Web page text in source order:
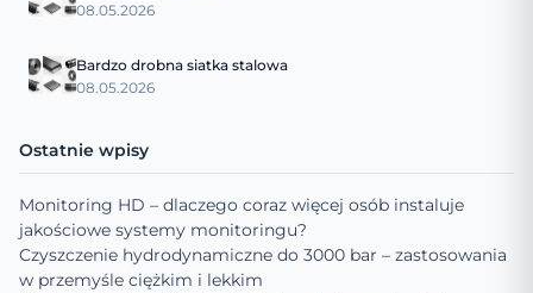
08.05.2026
Bardzo drobna siatka stalowa
08.05.2026
Ostatnie wpisy
Monitoring HD – dlaczego coraz więcej osób instaluje
jakościowe systemy monitoringu?
Czyszczenie hydrodynamiczne do 3000 bar – zastosowania
w przemyśle ciężkim i lekkim